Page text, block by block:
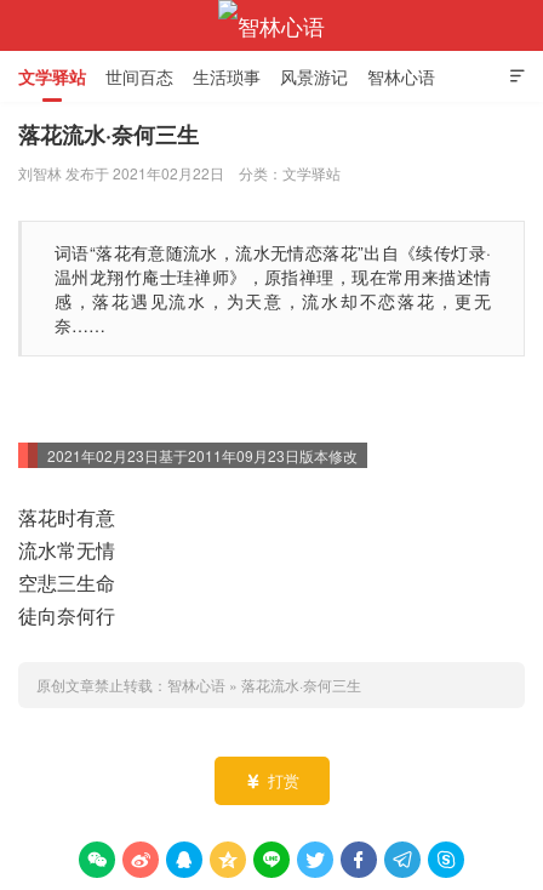

文学驿站 世间百态 生活琐事 风景游记 智林心语
落花流水·奈何三生
刘智林 发布于 2021年02月22日 分类： 文学驿站
词语“落花有意随流水，流水无情恋落花”出自《续传灯录·
温州龙翔竹庵士珪禅师》，原指禅理，现在常用来描述情
感，落花遇见流水，为天意，流水却不恋落花，更无
奈……
2021年02月23日基于2011年09月23日版本修改
落花时有意
流水常无情
空悲三生命
徒向奈何行
原创文章禁止转载： 智林心语 » 落花流水·奈何三生
 打赏
        